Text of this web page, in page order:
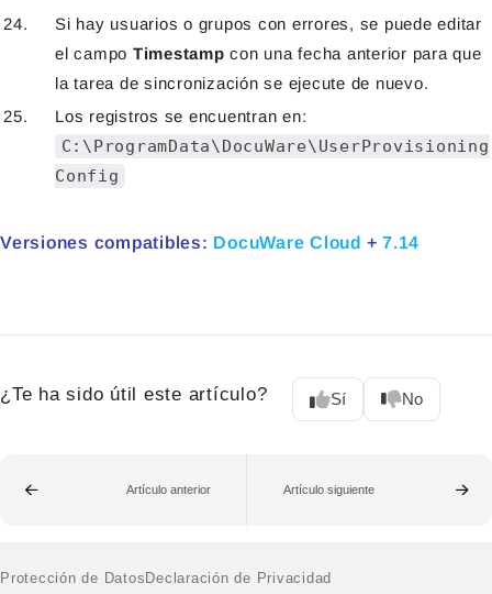
Si hay usuarios o grupos con errores, se puede editar
el campo Timestamp con una fecha anterior para que
la tarea de sincronización se ejecute de nuevo.
Los registros se encuentran en:
C:\ProgramData\DocuWare\UserProvisioning
Config
Versiones compatibles: DocuWare Cloud + 7.14
¿Te ha sido útil este artículo? Sí No
Artículo anterior Artículo siguiente
Protección de Datos Declaración de Privacidad